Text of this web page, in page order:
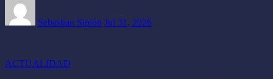
Sebastian Sipión Jul 31, 2026
ACTUALIDAD